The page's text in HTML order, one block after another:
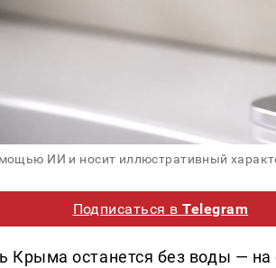
ИИ и носит иллюстративный
Подписаться вTelegram
Крыма останется без воды — на